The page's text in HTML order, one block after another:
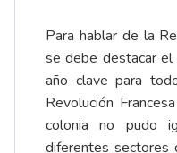
Para hablar de la
se debe destacar
año clave para
Revolución
colonia no pudo
diferentes sectores